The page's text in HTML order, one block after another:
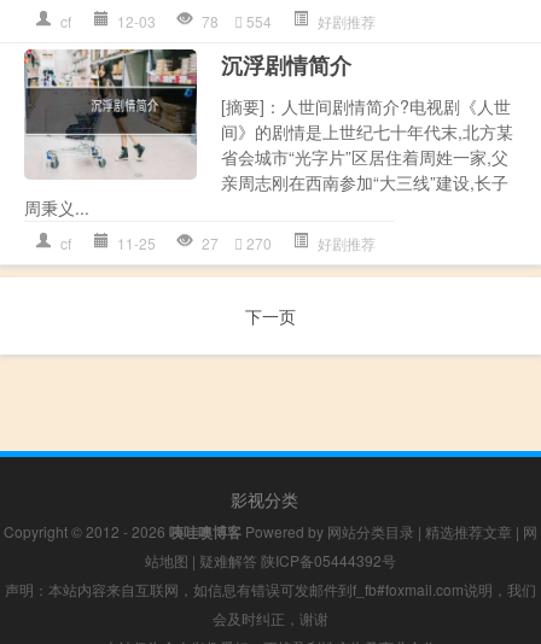
cf 12-03 78 554 好剧推荐
沉浮剧情简介
[摘要]：人世间剧情简介?电视剧《人世
间》的剧情是上世纪七十年代末,北方某
省会城市“光字片”区居住着周姓一家,父
亲周志刚在西南参加“大三线”建设,长子
周秉义...
cf 11-25 27 270 好剧推荐
下一页
影视分类
Copyright © 2012 - 2026 咦哇噢博客 Powered by 网站分类目录 | 精选推荐文章 | 网
站地图 | 疑难解答 陕ICP备05444392号
声明：本站内容来自互联网，如信息有错误可发邮件到f_fb#foxmail.com说明，我们
会及时纠正，谢谢